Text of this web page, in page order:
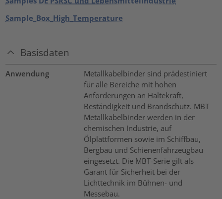
Sample_Box_High_Temperature
Basisdaten
Anwendung
Metallkabelbinder sind prädestiniert
für alle Bereiche mit hohen
Anforderungen an Haltekraft,
Beständigkeit und Brandschutz. MBT
Metallkabelbinder werden in der
chemischen Industrie, auf
Ölplattformen sowie im Schiffbau,
Bergbau und Schienenfahrzeugbau
eingesetzt. Die MBT-Serie gilt als
Garant für Sicherheit bei der
Lichttechnik im Bühnen- und
Messebau.